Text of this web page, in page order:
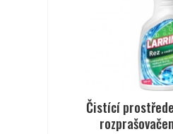
Čistící